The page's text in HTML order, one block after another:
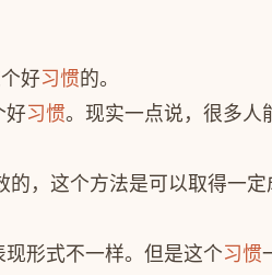
好习惯的。
好习惯。现实一点说，很多人
，这个方法是可以取得一定
形式不一样。但是这个习惯